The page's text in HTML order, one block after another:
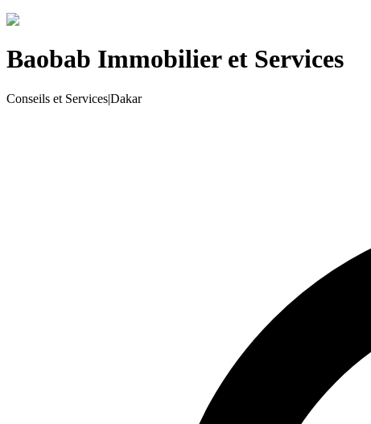
Baobab Immobilier et Services
Conseils et Services|Dakar